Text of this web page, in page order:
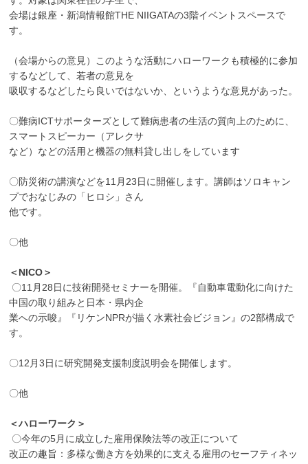
会場は銀座・新潟情報館THE NIIGATAの3階イベントスペースで
す。
（会場からの意見）このような活動にハローワークも積極的に参加
するなどして、若者の意見を
吸収するなどしたら良いではないか、というような意見があった。
〇難病ICTサポーターズとして難病患者の生活の質向上のために、
スマートスピーカー（アレクサ
など）などの活用と機器の無料貸し出しをしています
〇防災術の講演などを11月23日に開催します。講師はソロキャン
プでおなじみの「ヒロシ」さん
他です。
〇他
＜NICO＞
〇11月28日に技術開発セミナーを開催。『自動車電動化に向けた
中国の取り組みと日本・県内企
業への示唆』『リケンNPRが描く水素社会ビジョン』の2部構成で
す。
〇12月3日に研究開発支援制度説明会を開催します。
〇他
＜ハローワーク＞
〇今年の5月に成立した雇用保険法等の改正について
改正の趣旨：多様な働き方を効果的に支える雇用のセーフティネッ